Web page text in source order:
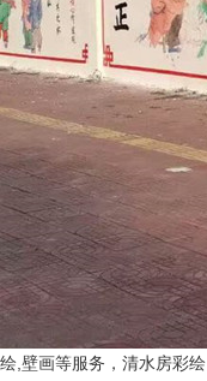
,壁画等服务，清水房彩